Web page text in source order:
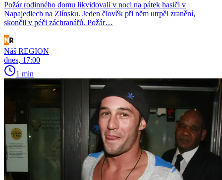
Požár rodinného domu likvidovali v noci na pátek hasiči v
Napajedlech na Zlínsku. Jeden člověk při něm utrpěl zranění,
skončil v péči záchranářů. Požár…
Náš REGION
dnes, 17:00
1 min